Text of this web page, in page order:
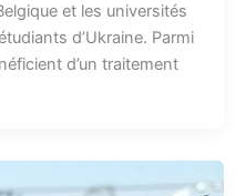
et les universités
d’Ukraine. Parmi
d’un traitement